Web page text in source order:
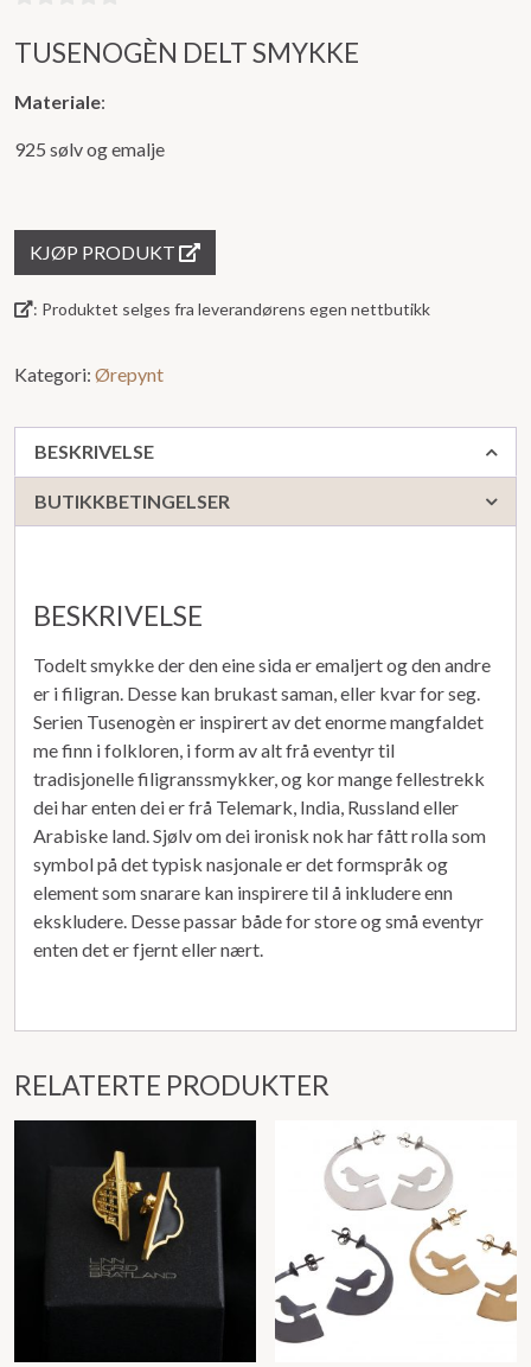
5
TUSENOGÈN DELT SMYKKE
Materiale:
925 sølv og emalje
KJØP PRODUKT
: Produktet selges fra leverandørens egen nettbutikk
Kategori: Ørepynt
BESKRIVELSE
BUTIKKBETINGELSER
BESKRIVELSE
Todelt smykke der den eine sida er emaljert og den andre
er i filigran. Desse kan brukast saman, eller kvar for seg.
Serien Tusenogèn er inspirert av det enorme mangfaldet
me finn i folkloren, i form av alt frå eventyr til
tradisjonelle filigranssmykker, og kor mange fellestrekk
dei har enten dei er frå Telemark, India, Russland eller
Arabiske land. Sjølv om dei ironisk nok har fått rolla som
symbol på det typisk nasjonale er det formspråk og
element som snarare kan inspirere til å inkludere enn
ekskludere. Desse passar både for store og små eventyr
enten det er fjernt eller nært.
RELATERTE PRODUKTER